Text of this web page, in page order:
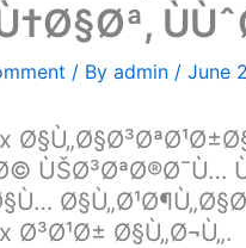
/ By admin / June
ÙŠØ³ØªØ®Ø¯Ù…
Ø³Ø¹Ø± Ø§Ù„Ø¬Ù„.